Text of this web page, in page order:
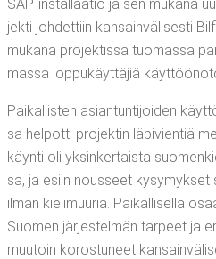
SAP-ins­tal­laa­tio ja sen muka­na
jek­ti joh­det­tiin kan­sain­vä­li­ses­ti
muka­na pro­jek­tis­sa tuo­mas­sa
mas­sa lop­pu­käyt­tä­jiä
Pai­kal­lis­ten asian­tun­ti­joi­den
sa hel­pot­ti pro­jek­tin läpi­vien­tiä
käyn­ti oli yksin­ker­tais­ta
sa, ja esiin nous­seet
ilman kie­li­muu­ria. Pai­kal­li­sel­la
Suo­men jär­jes­tel­män tar­peet ja
muu­toin koros­tu­neet